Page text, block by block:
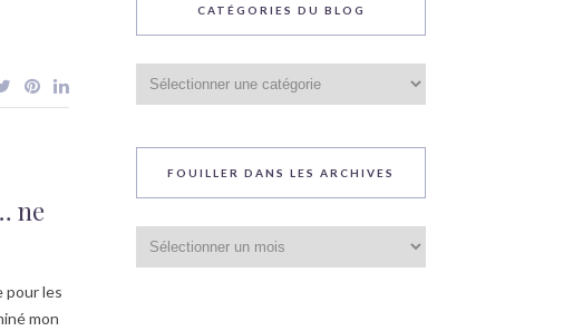
ne
pour les
mon
CATÉGORIES DU BLOG
du
blog
FOUILLER DANS LES ARCHIVES
dans
les